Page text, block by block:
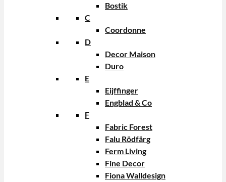
Bostik
C
Coordonne
D
Decor Maison
Duro
E
Eijffinger
Engblad & Co
F
Fabric Forest
Falu Rödfärg
Ferm Living
Fine Decor
Fiona Walldesign